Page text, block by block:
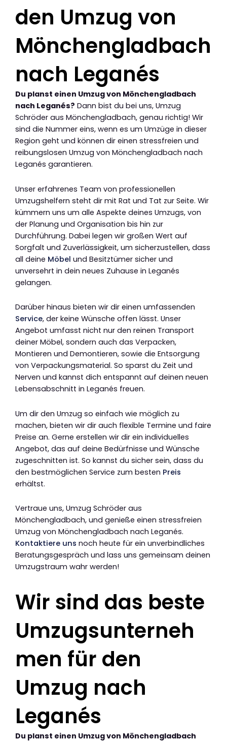
den Umzug von
Mönchengladbach
nach Leganés
Du planst einen Umzug von Mönchengladbach
nach Leganés? Dann bist du bei uns, Umzug
Schröder aus Mönchengladbach, genau richtig! Wir
sind die Nummer eins, wenn es um Umzüge in dieser
Region geht und können dir einen stressfreien und
reibungslosen Umzug von Mönchengladbach nach
Leganés garantieren.
Unser erfahrenes Team von professionellen
Umzugshelfern steht dir mit Rat und Tat zur Seite. Wir
kümmern uns um alle Aspekte deines Umzugs, von
der Planung und Organisation bis hin zur
Durchführung. Dabei legen wir großen Wert auf
Sorgfalt und Zuverlässigkeit, um sicherzustellen, dass
all deine Möbel und Besitztümer sicher und
unversehrt in dein neues Zuhause in Leganés
gelangen.
Darüber hinaus bieten wir dir einen umfassenden
Service, der keine Wünsche offen lässt. Unser
Angebot umfasst nicht nur den reinen Transport
deiner Möbel, sondern auch das Verpacken,
Montieren und Demontieren, sowie die Entsorgung
von Verpackungsmaterial. So sparst du Zeit und
Nerven und kannst dich entspannt auf deinen neuen
Lebensabschnitt in Leganés freuen.
Um dir den Umzug so einfach wie möglich zu
machen, bieten wir dir auch flexible Termine und faire
Preise an. Gerne erstellen wir dir ein individuelles
Angebot, das auf deine Bedürfnisse und Wünsche
zugeschnitten ist. So kannst du sicher sein, dass du
den bestmöglichen Service zum besten Preis
erhältst.
Vertraue uns, Umzug Schröder aus
Mönchengladbach, und genieße einen stressfreien
Umzug von Mönchengladbach nach Leganés.
Kontaktiere uns noch heute für ein unverbindliches
Beratungsgespräch und lass uns gemeinsam deinen
Umzugstraum wahr werden!
Wir sind das beste
Umzugsunterneh
men für den
Umzug nach
Leganés
Du planst einen Umzug von Mönchengladbach